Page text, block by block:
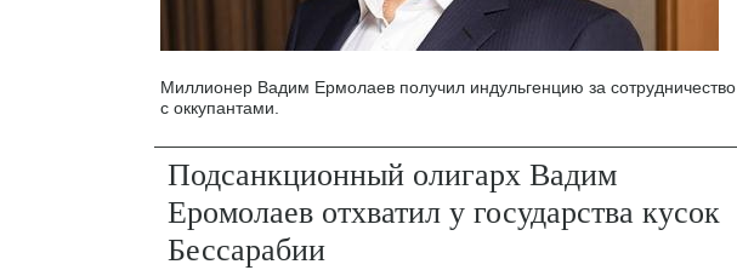
Миллионер Вадим Ермолаев получил индульгенцию за сотрудничество
с оккупантами.
Подсанкционный олигарх Вадим
Еромолаев отхватил у государства кусок
Бессарабии